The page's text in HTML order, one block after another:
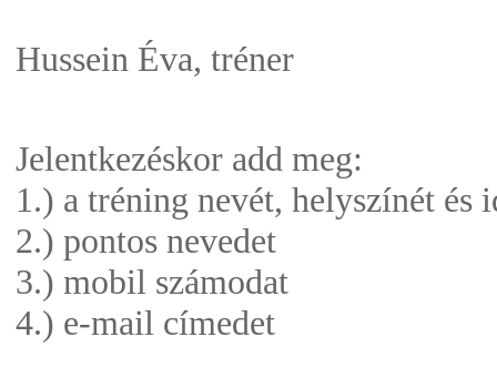
Hussein Éva, tréner
Jelentkezéskor add meg:
1.) a tréning nevét, helyszínét és
2.) pontos nevedet
3.) mobil számodat
4.) e-mail címedet